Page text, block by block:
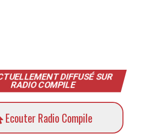
DIFFUSÉ SUR
RADIO COMPILE
Ecouter Radio Compile